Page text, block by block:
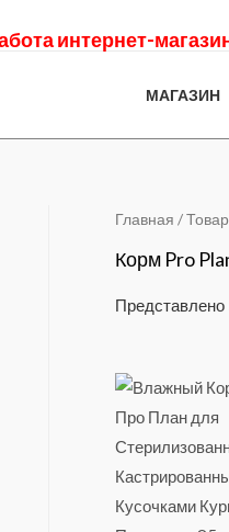
интернет-
МАГАЗИН
Главная /
Корм Pro
Представлено